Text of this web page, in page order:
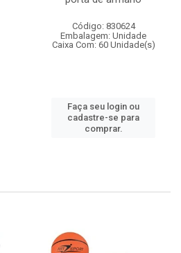
Código: 830624
Embalagem: Unidade
Caixa Com: 60 Unidade(s)
Faça seu login ou
cadastre-se para
comprar.